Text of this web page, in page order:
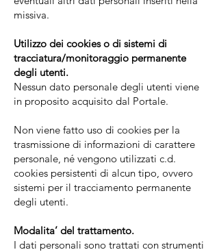
missiva.
Utilizzo dei cookies o di sistemi di
tracciatura/monitoraggio permanente
degli utenti.
Nessun dato personale degli utenti viene
in proposito acquisito dal Portale.
Non viene fatto uso di cookies per la
trasmissione di informazioni di carattere
personale, né vengono utilizzati c.d.
cookies persistenti di alcun tipo, ovvero
sistemi per il tracciamento permanente
degli utenti.
Modalita’ del trattamento.
I dati personali sono trattati con strumenti